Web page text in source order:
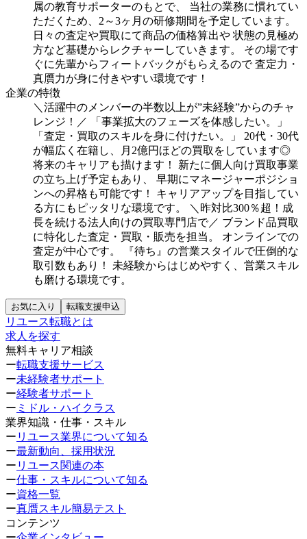
属の教育サポーターのもとで、
当社の業務に慣れてい
ただくため、2～3ヶ月の研修期間を予定しています。
日々の査定や買取にて商品の価格算出や 状態の見極め
方など基礎からレクチャーしていきます。
その場です
ぐに先輩からフィートバックがもらえるので 査定力・
真贋力が身に付きやすい環境です！
企業の特徴
＼活躍中のメンバーの半数以上が”未経験”からのチャ
レンジ！／
「事業拡大のフェーズを体感したい。」
「査定・買取のスキルを身に付けたい。」
20代・30代
が幅広く在籍し、月2億円ほどの買取をしています◎
将来のキャリアも描けます！
新たに個人向け買取事業
の立ち上げ予定もあり、
早期にマネージャーポジショ
ンへの昇格も可能です！
キャリアアップを目指してい
る方にもピッタリな環境です。
＼昨対比300％超！成
長を続ける法人向けの買取専門店で／ ブランド品買取
に特化した査定・買取・販売を担当。
オンラインでの
査定が中心です。
『待ち』の営業スタイルで圧倒的な
取引数もあり！
未経験からはじめやすく、営業スキル
も磨ける環境です。
お気に入り 転職支援申込
リユース転職とは
求人を探す
無料キャリア相談
ー転職支援サービス
ー未経験者サポート
ー経験者サポート
ー ミドル・ハイクラス
業界知識・仕事・スキル
ー リユース業界について知る
ー最新動向、採用状況
ー リユース関連の本
ー仕事・スキルについて知る
ー資格一覧
ー真贋スキル簡易テスト
コンテンツ